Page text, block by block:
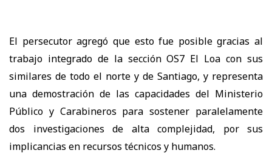
El persecutor agregó que esto fue posible gracias al
trabajo integrado de la sección OS7 El Loa con sus
similares de todo el norte y de Santiago, y representa
una demostración de las capacidades del Ministerio
Público y Carabineros para sostener paralelamente
dos investigaciones de alta complejidad, por sus
implicancias en recursos técnicos y humanos.